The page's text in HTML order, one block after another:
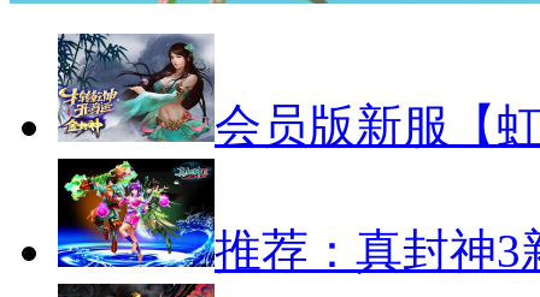
会员版新服【
推荐：真封神3